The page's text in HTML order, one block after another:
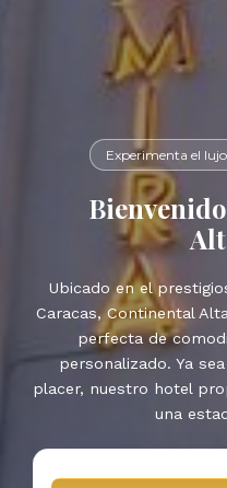
Experimenta el
Ubicado en el
Caracas, Continental
perfecta de
personalizado. Ya
placer, nuestro hotel
una